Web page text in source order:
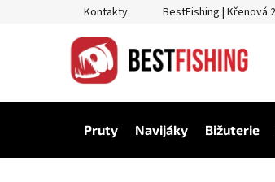
Kontakty BestFishing | Křenová
Pruty Navijáky Bižuterie